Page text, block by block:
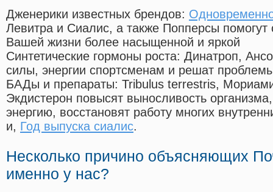
Дженерики известных брендов:
Левитра и Сиалис, а также Попперсы помогут
Вашей жизни более насыщенной и яркой
Синтетические гормоны роста: Динатроп,
силы, энергии спортсменам и решат
БАДы и препараты: Tribulus terrestris,
Экдистерон повысят выносливость
энергию, восстановят работу многих
и, Год выпуска сиалис.
Несколько причино объясняющих
именно у нас?